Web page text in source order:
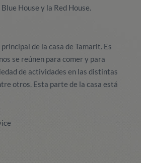
House y la Red House.
de la casa de Tamarit. Es
se reúnen para comer y para
de actividades en las distintas
otros. Esta parte de la casa está